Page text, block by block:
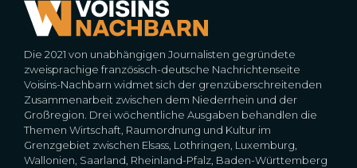
Die 2021 von unabhängigen Journalisten gegründete
zweisprachige französisch-deutsche Nachrichtenseite
Voisins-Nachbarn widmet sich der grenzüberschreitenden
Zusammenarbeit zwischen dem Niederrhein und der
Großregion. Drei wöchentliche Ausgaben behandlen die
Themen Wirtschaft, Raumordnung und Kultur im
Grenzgebiet zwischen Elsass, Lothringen, Luxemburg,
Wallonien, Saarland, Rheinland-Pfalz, Baden-Württemberg